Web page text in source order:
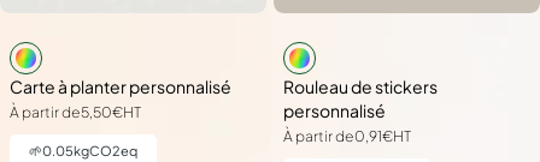
Carte à planter personnalisé
À partir de5,50€HT
🌱0.05kgCO2eq
Rouleau de stickers
personnalisé
À partir de0,91€HT